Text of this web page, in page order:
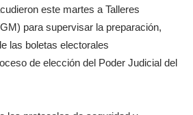
este martes a Talleres
para supervisar la preparación,
las boletas electorales
de elección del Poder Judicial del